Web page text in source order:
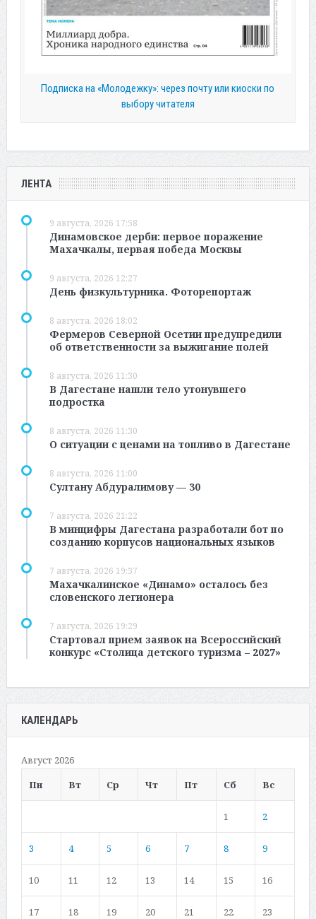
Подписка на «Молодежку»: через почту или киоски по
выбору читателя
ЛЕНТА
9 августа, 2026 17:58
Динамовское дерби: первое поражение
Махачкалы, первая победа Москвы
9 августа, 2026 12:27
День физкультурника. Фоторепортаж
8 августа, 2026 18:02
Фермеров Северной Осетии предупредили
об ответственности за выжигание полей
8 августа, 2026 11:30
В Дагестане нашли тело утонувшего
подростка
8 августа, 2026 11:30
О ситуации с ценами на топливо в Дагестане
8 августа, 2026 11:00
Султану Абдуралимову — 30
7 августа, 2026 21:22
В минцифры Дагестана разработали бот по
созданию корпусов национальных языков
7 августа, 2026 19:37
Махачкалинское «Динамо» осталось без
словенского легионера
7 августа, 2026 19:29
Стартовал прием заявок на Всероссийский
конкурс «Столица детского туризма – 2027»
КАЛЕНДАРЬ
Август 2026
Пн
Вт Ср Чт Пт Сб Вс
1 2
3 4 5 6 7 8 9
10 11 12 13 14 15 16
17 18 19 20 21 22 23